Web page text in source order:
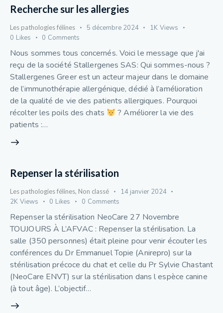
Recherche sur les allergies
Les pathologies félines 5 décembre 2024 1K Views
0 Likes 0 Comments
Nous sommes tous concernés. Voici le message que j'ai
reçu de la société Stallergenes SAS: Qui sommes-nous ?
Stallergenes Greer est un acteur majeur dans le domaine
de l’immunothérapie allergénique, dédié à l’amélioration
de la qualité de vie des patients allergiques. Pourquoi
récolter les poils des chats
? Améliorer la vie des
patients :…
Repenser la stérilisation
Les pathologies félines, Non classé
14 janvier 2024
2K Views 0 Likes 0 Comments
Repenser la stérilisation NeoCare 27 Novembre
TOUJOURS À L’AFVAC : Repenser la stérilisation. La
salle (350 personnes) était pleine pour venir écouter les
conférences du Dr Emmanuel Topie (Anirepro) sur la
stérilisation précoce du chat et celle du Pr Sylvie Chastant
(NeoCare ENVT) sur la stérilisation dans l espèce canine
(à tout âge). L’objectif…